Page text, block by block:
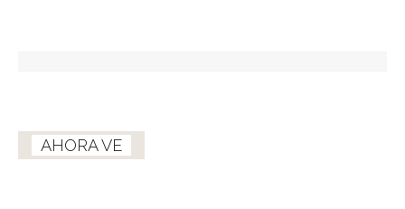
AHORA VE